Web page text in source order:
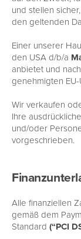
und stellen
den geltenden
Einer unserer
den USA d/b/a
anbietet und
genehmigten
Wir verkaufen
Ihre
und/oder
vorgeschrieben.
Alle finanziellen
gemäß dem
Standard (“PCI